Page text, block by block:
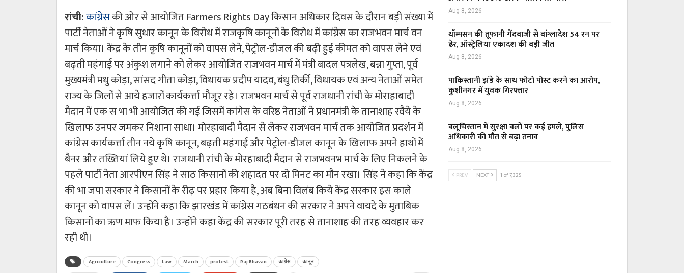
रांची:कांग्रेसकी ओर से आयोजित Farmers Rights Day किसान अधिकार दिवस के दौरान बड़ी संख्या में
पार्टी नेताओं ने कृषि सुधार कानून के विरोध में राजकृषि कानूनों के विरोध में कांग्रेस का राजभवन मार्च वन
मार्च किया। केंद्र के तीन कृषि कानूनों को वापस लेने, पेट्रोल-डीजल की बढ़ी हुई कीमत को वापस लेने एवं
बढ़ती महंगाई पर अंकुश लगाने को लेकर आयोजित राजभवन मार्च में मंत्री बादल पत्रलेख, बन्ना गुप्ता, पूर्व
मुख्यमंत्री मधु कोड़ा, सांसद गीता कोड़ा, विधायक प्रदीप यादव, बंधु तिर्की, विधायक एवं अन्य नेताओं समेत
राज्य के जिलों से आये हजारों कार्यकर्त्ता मौजूर रहे। राजभवन मार्च से पूर्व राजधानी रांची के मोराहाबादी
मैदान में एक स भा भी आयोजित की गई जिसमें कांगेस के वरिष्ठ नेताओं ने प्रधानमंत्री के तानाशाह रवैये के
खिलाफ उनपर जमकर निशाना साधा। मोरहाबादी मैदान से लेकर राजभवन मार्च तक आयोजित प्रदर्शन में
कांग्रेस कार्यकर्त्ता तीन नये कृषि कानून, बढ़ती महंगाई और पेट्रोल-डीजल कानून के खिलाफ अपने हाथों में
बैनर और तख्तियां लिये हुए थे। राजधानी रांची के मोरहाबादी मैदान से राजभवनभ मार्च के लिए निकलने के
पहले पार्टी नेता आरपीएन सिंह ने साठ किसानों की शहादत पर दो मिनट का मौन रखा। सिंह ने कहा कि केंद्र
की भा जपा सरकार ने किसानों के रीढ़ पर प्रहार किया है, अब बिना विलंब किये केंद्र सरकार इस काले
कानून को वापस लें। उन्होंने कहा कि झारखंड में कांग्रेस गठबंधन की सरकार ने अपने वायदे के मुताबिक
किसानों का ऋण माफ किया है। उन्होंने कहा केंद्र की सरकार पूरी तरह से तानाशाह की तरह व्यवहार कर
रही थी।
Agriculture Congress Law March protest Raj Bhavan कांग्रेस कानून
Aug 8, 2026
थॉम्पसन की तूफानी गेंदबाजी से बांग्लादेश 54 रन पर
ढेर, ऑस्ट्रेलिया एकादश की बड़ी जीत
Aug 8, 2026
पाकिस्तानी झंडे के साथ फोटो पोस्ट करने का आरोप,
कुशीनगर में युवक गिरफ्तार
Aug 8, 2026
बलूचिस्तान में सुरक्षा बलों पर कई हमले, पुलिस
अधिकारी की मौत से बढ़ा तनाव
Aug 8, 2026
PREV NEXT 1 of 7,325